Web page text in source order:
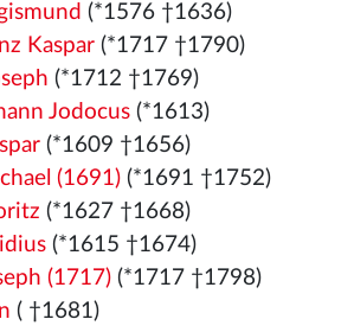
(*1576 †1636)
Kaspar(*1717 †1790)
(*1712 †1769)
Jodocus(*1613)
(*1609 †1656)
(1691)(*1691 †1752)
(*1627 †1668)
(*1615 †1674)
(1717)(*1717 †1798)
( †1681)